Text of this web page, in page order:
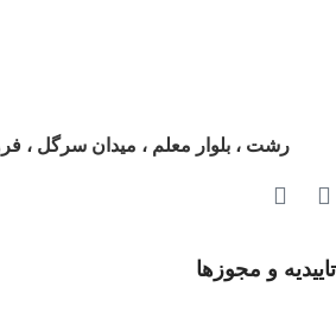
رشت ، بلوار معلم ، میدان سرگل ،
تاییدیه و مجوزها